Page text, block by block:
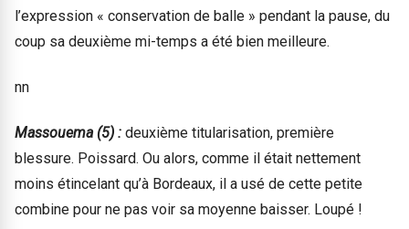
l’expression « conservation de balle » pendant la pause, du
coup sa deuxième mi-temps a été bien meilleure.
nn
Massouema (5) : deuxième titularisation, première
blessure. Poissard. Ou alors, comme il était nettement
moins étincelant qu’à Bordeaux, il a usé de cette petite
combine pour ne pas voir sa moyenne baisser. Loupé !